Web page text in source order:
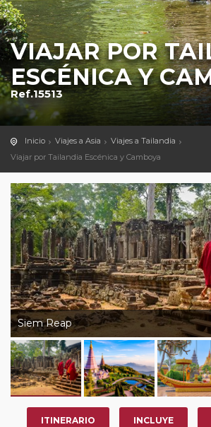
VIAJAR POR
ESCÉNICA Y
Ref.15513
Inicio Viajes a Asia
Viajes a Tailandia
Viajar por Tailandia Escénica y Camboya
Siem Reap
ITINERARIO INCLUYE